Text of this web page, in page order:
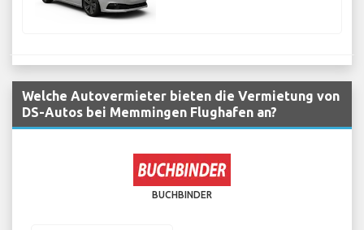
Welche Autovermieter bieten die Vermietung von
DS-Autos bei Memmingen Flughafen an?
BUCHBINDER